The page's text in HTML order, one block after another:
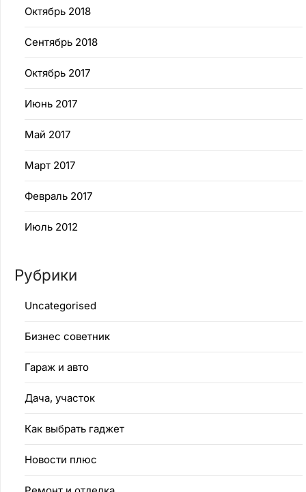
Октябрь 2018
Сентябрь 2018
Октябрь 2017
Июнь 2017
Май 2017
Март 2017
Февраль 2017
Июль 2012
Рубрики
Uncategorised
Бизнес советник
Гараж и авто
Дача, участок
Как выбрать гаджет
Новости плюс